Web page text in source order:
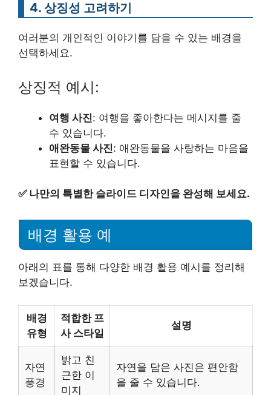
4. 상징성 고려하기
여러분의 개인적인 이야기를 담을 수 있는 배경을
선택하세요.
상징적 예시:
여행 사진: 여행을 좋아한다는 메시지를 줄
수 있습니다.
애완동물 사진: 애완동물을 사랑하는 마음을
표현할 수 있습니다.
✅ 나만의 특별한 슬라이드 디자인을 완성해 보세요.
배경 활용 예
아래의 표를 통해 다양한 배경 활용 예시를 정리해
보겠습니다.
배경
유형
적합한 프
사 스타일
설명
자연
풍경
밝고 친
근한 이
미지
자연을 담은 사진은 편안함
을 줄 수 있습니다.